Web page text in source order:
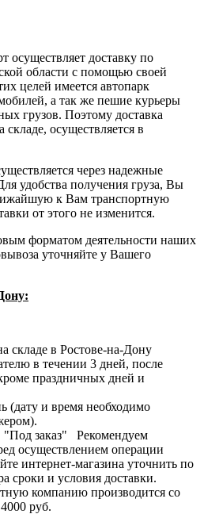
осуществляет доставку по
области с помощью своей
целей имеется автопарк
а так же пешие курьеры
грузов. Поэтому доставка
осуществляется в
через надежные
удобства получения груза, Вы
к Вам транспортную
от этого не изменится.
форматом деятельности наших
уточняйте у Вашего
складе в Ростове-на-Дону
в течении 3 дней, после
праздничных дней и
(дату и время необходимо
заказ" Рекомендуем
осуществлением операции
интернет-магазина уточнить по
сроки и условия доставки.
компанию производится со
руб.